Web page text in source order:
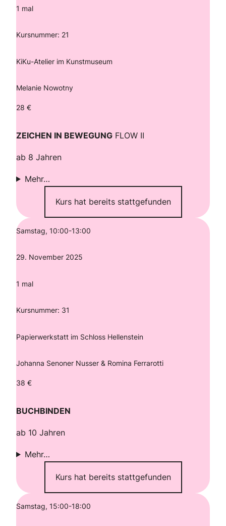
1 mal
Kursnummer: 21
KiKu-Atelier im Kunstmuseum
Melanie Nowotny
28 €
ZEICHEN IN BEWEGUNG FLOW II
ab 8 Jahren
Mehr…
Kurs hat bereits stattgefunden
Samstag, 10:00-13:00
29. November 2025
1 mal
Kursnummer: 31
Papierwerkstatt im Schloss Hellenstein
Johanna Senoner Nusser & Romina Ferrarotti
38 €
BUCHBINDEN
ab 10 Jahren
Mehr…
Kurs hat bereits stattgefunden
Samstag, 15:00-18:00